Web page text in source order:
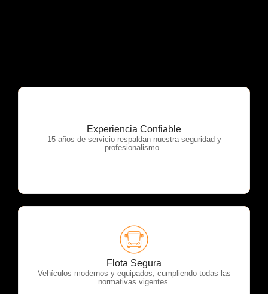
Experiencia Confiable
15 años de servicio respaldan nuestra seguridad y
profesionalismo.
OTP Servicios
Flota Segura
Vehículos modernos y equipados, cumpliendo todas las
normativas vigentes.
OTP Servicios